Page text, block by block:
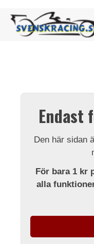
Endast
Den här sidan
För bara 1 kr
alla